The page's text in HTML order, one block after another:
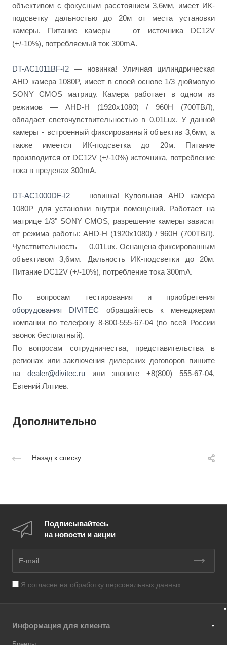
объективом с фокусным расстоянием 3,6мм, имеет ИК-
подсветку дальностью до 20м от места установки
камеры. Питание камеры — от источника DC12V
(+/-10%), потребляемый ток 300mA.
DT-AC1011BF-I2 — новинка! Уличная цилиндрическая
AHD камера 1080P, имеет в своей основе 1/3 дюймовую
SONY CMOS матрицу. Камера работает в одном из
режимов — AHD-H (1920x1080) / 960H (700ТВЛ),
обладает светочувствительностью в 0.01Lux. У данной
камеры - встроенный фиксированный объектив 3,6мм, а
также имеется ИК-подсветка до 20м. Питание
производится от DC12V (+/-10%) источника, потребление
тока в пределах 300mA.
DT-AC1000DF-I2 — новинка! Купольная AHD камера
1080P для установки внутри помещений. Работает на
матрице 1/3" SONY CMOS, разрешение камеры зависит
от режима работы: AHD-H (1920x1080) / 960H (700ТВЛ).
Чувствительность — 0.01Lux. Оснащена фиксированным
объективом 3,6мм. Дальность ИК-подсветки до 20м.
Питание DC12V (+/-10%), потребление тока 300mA.
По вопросам тестирования и приобретения
оборудования DIVITEC обращайтесь к менеджерам
компании по телефону 8-800-555-67-04 (по всей России
звонок бесплатный).
По вопросам сотрудничества, представительства в
регионах или заключения дилерских договоров пишите
на dealer@divitec.ru или звоните +8(800) 555-67-04,
Евгений Лятиев.
Дополнительно
Назад к списку
Подписывайтесь
на новости и акции
Я согласен на обработку персональных данных
Информация для клиента